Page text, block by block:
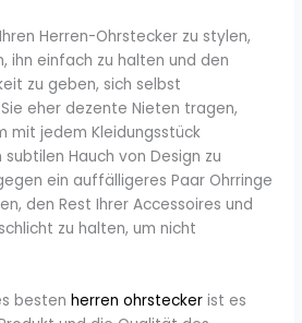
Herren-Ohrstecker zu stylen,
ihn einfach zu halten und den
zu geben, sich selbst
eher dezente Nieten tragen,
mit jedem Kleidungsstück
Hauch von Design zu
ein auffälligeres Paar Ohrringe
den Rest Ihrer Accessoires und
zu halten, um nicht
bestenherren ohrstecker ist es